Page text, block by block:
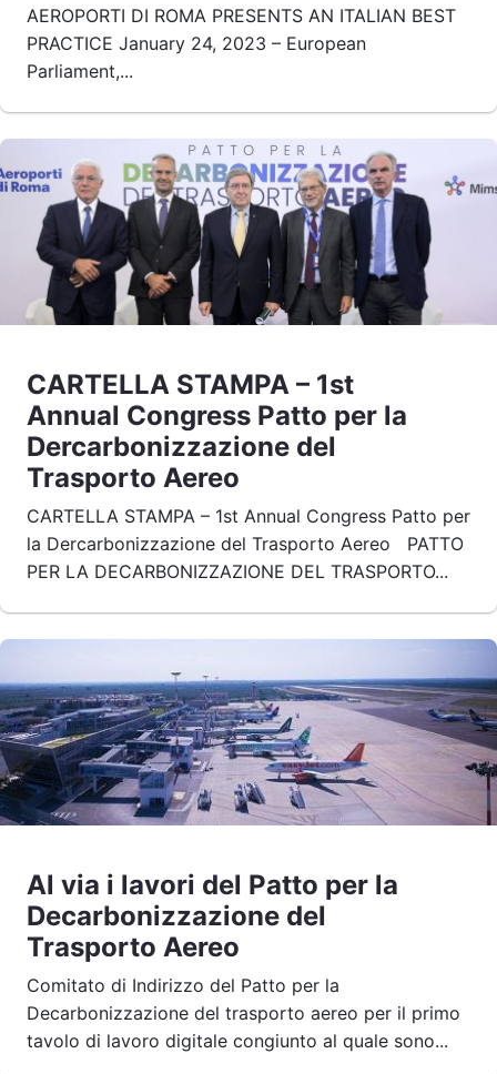
AEROPORTI DI ROMA PRESENTS AN ITALIAN BEST
PRACTICE January 24, 2023 – European
Parliament,...
CARTELLA STAMPA – 1st
Annual Congress Patto per la
Dercarbonizzazione del
Trasporto Aereo
CARTELLA STAMPA – 1st Annual Congress Patto per
la Dercarbonizzazione del Trasporto Aereo PATTO
PER LA DECARBONIZZAZIONE DEL TRASPORTO...
Al via i lavori del Patto per la
Decarbonizzazione del
Trasporto Aereo
Comitato di Indirizzo del Patto per la
Decarbonizzazione del trasporto aereo per il primo
tavolo di lavoro digitale congiunto al quale sono...